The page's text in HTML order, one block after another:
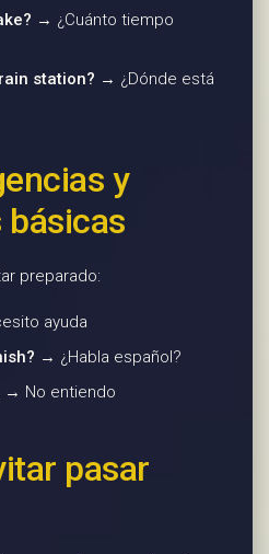
→ ¿Cuánto tiempo
station? → ¿Dónde está
y
preparado:
ayuda
→ ¿Habla español?
→ No entiendo
pasar